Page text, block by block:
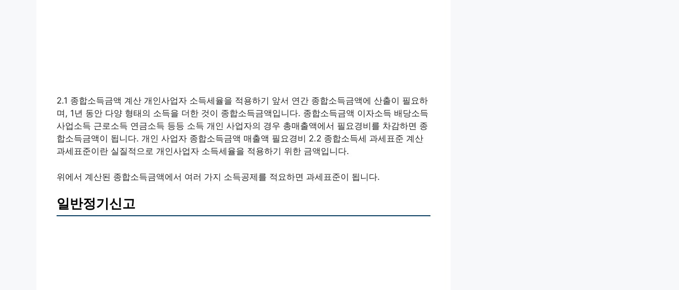
2.1 종합소득금액 계산 개인사업자 소득세율을 적용하기 앞서 연간 종합소득금액에 산출이 필요하
며, 1년 동안 다양 형태의 소득을 더한 것이 종합소득금액입니다. 종합소득금액 이자소득 배당소득
사업소득 근로소득 연금소득 등등 소득 개인 사업자의 경우 총매출액에서 필요경비를 차감하면 종
합소득금액이 됩니다. 개인 사업자 종합소득금액 매출액 필요경비 2.2 종합소득세 과세표준 계산
과세표준이란 실질적으로 개인사업자 소득세율을 적용하기 위한 금액입니다.
위에서 계산된 종합소득금액에서 여러 가지 소득공제를 적요하면 과세표준이 됩니다.
일반정기신고